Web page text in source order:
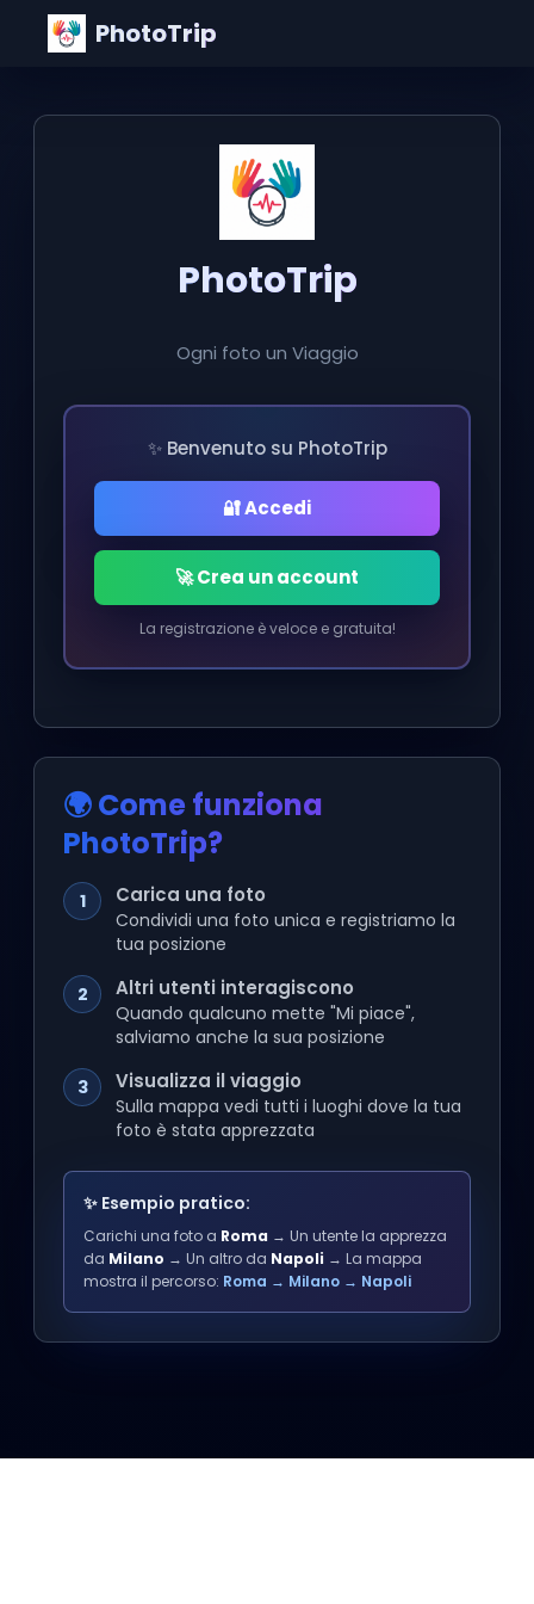
PhotoTrip
🌍 Come funziona
PhotoTrip?
1 Carica una foto
Condividi una foto unica e registriamo la
tua posizione
2 Altri utenti interagiscono
Quando qualcuno mette "Mi piace",
salviamo anche la sua posizione
3 Visualizza il viaggio
Sulla mappa vedi tutti i luoghi dove la tua
foto è stata apprezzata
✨ Esempio pratico:
Carichi una foto a Roma → Un utente la apprezza
da Milano → Un altro da Napoli → La mappa
mostra il percorso: Roma → Milano → Napoli
PhotoTrip
Ogni foto un Viaggio
✨ Benvenuto su PhotoTrip
🔐 Accedi
🚀 Crea un account
La registrazione è veloce e gratuita!